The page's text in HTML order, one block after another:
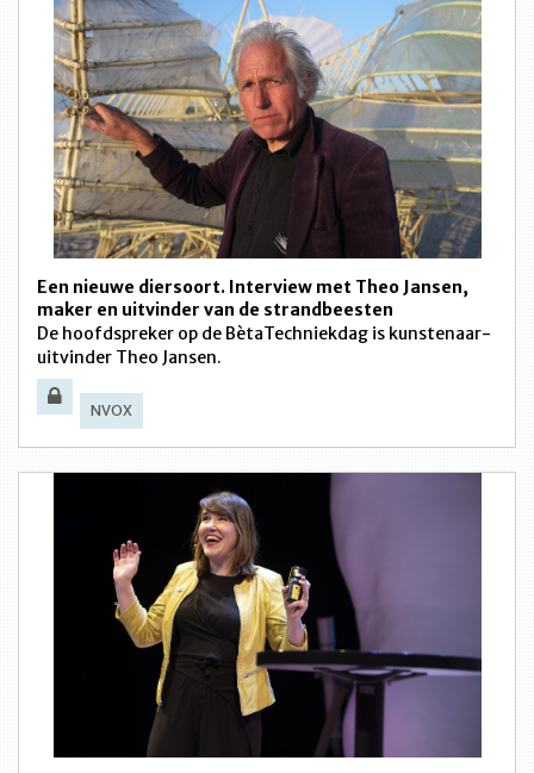
Een nieuwe diersoort. Interview met Theo Jansen,
maker en uitvinder van de strandbeesten
De hoofdspreker op de BètaTechniekdag is kunstenaar-
uitvinder Theo Jansen.
NVOX